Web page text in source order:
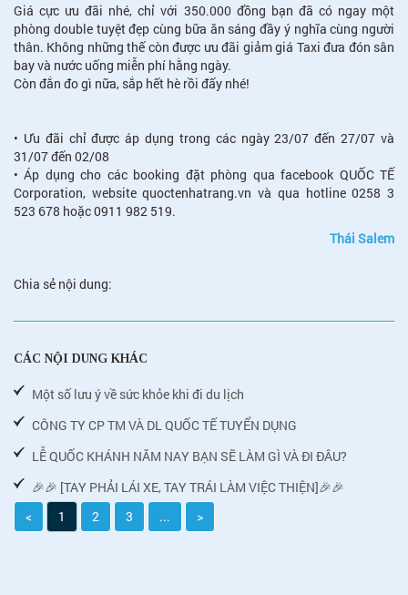
Giá cực ưu đãi nhé, chỉ với 350.000 đồng bạn đã có ngay một
phòng double tuyệt đẹp cùng bữa ăn sáng đầy ý nghĩa cùng người
thân. Không những thế còn được ưu đãi giảm giá Taxi đưa đón sân
bay và nước uống miễn phí hằng ngày.
Còn đắn đo gì nữa, sắp hết hè rồi đấy nhé!
• Ưu đãi chỉ được áp dụng trong các ngày 23/07 đến 27/07 và
31/07 đến 02/08
• Áp dụng cho các booking đặt phòng qua facebook QUỐC TẾ
Corporation, website quoctenhatrang.vn và qua hotline ‎0258 3
523 678 hoặc ‎0911 982 519.
Thái Salem
Chia sẻ nội dung:
CÁC NỘI DUNG KHÁC
Một số lưu ý về sức khỏe khi đi du lịch
CÔNG TY CP TM VÀ DL QUỐC TẾ TUYỂN DỤNG
LỄ QUỐC KHÁNH NĂM NAY BẠN SẼ LÀM GÌ VÀ ĐI ĐÂU?
🎉🎉 [TAY PHẢI LÁI XE, TAY TRÁI LÀM VIỆC THIỆN]🎉🎉
<
1 2 3 ... >